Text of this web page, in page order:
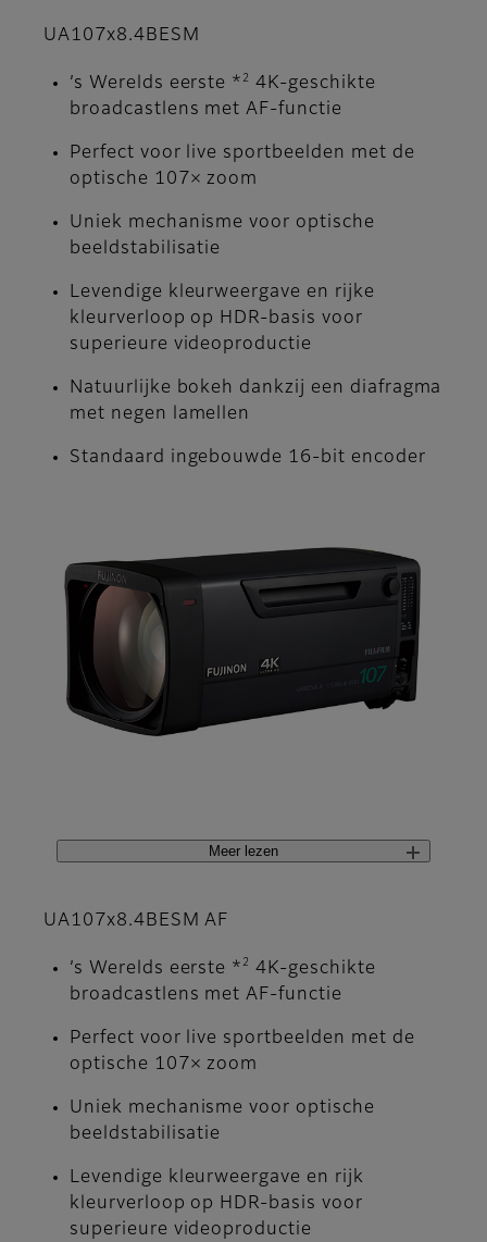
UA107x8.4BESM
’s Werelds eerste * 2
4K-geschikte
broadcastlens met AF-functie
Perfect voor live sportbeelden met de
optische 107× zoom
Uniek mechanisme voor optische
beeldstabilisatie
Levendige kleurweergave en rijke
kleurverloop op HDR-basis voor
superieure videoproductie
Natuurlijke bokeh dankzij een diafragma
met negen lamellen
Standaard ingebouwde 16-bit encoder
Meer lezen
UA107x8.4BESM AF
’s Werelds eerste * 2
4K-geschikte
broadcastlens met AF-functie
Perfect voor live sportbeelden met de
optische 107× zoom
Uniek mechanisme voor optische
beeldstabilisatie
Levendige kleurweergave en rijk
kleurverloop op HDR-basis voor
superieure videoproductie